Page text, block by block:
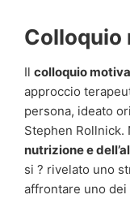
Colloquio
Il colloquio
approccio
persona, ideato
Stephen Rollnick.
nutrizione e
si ? rivelato uno
affrontare uno